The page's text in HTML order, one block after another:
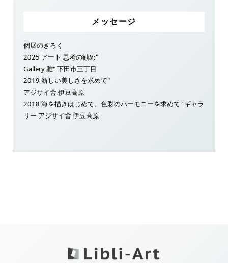
メッセージ
個展のきろく
2025 アート 思考の勧め"
Gallery 雅" 下田市三丁目
2019 新しい美しさを求めて"
アジサイ舎 伊豆高原
2018 海を描きはじめて、色彩のハーモニーを求めて" ギャラ
リー アジサイ舎 伊豆高原